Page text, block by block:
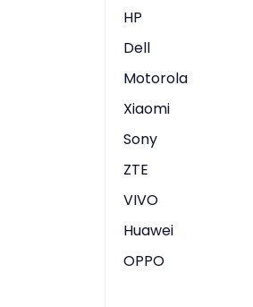
HP
Dell
Motorola
Xiaomi
Sony
ZTE
VIVO
Huawei
OPPO